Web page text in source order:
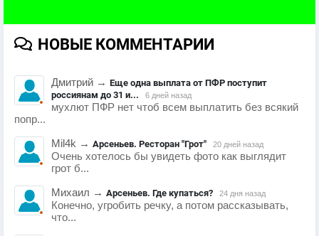
НОВЫЕ КОММЕНТАРИИ
Дмитрий → Еще одна выплата от ПФР поступит
россиянам до 31 и...
6 дней назад
мухлют ПФР нет чтоб всем выплатить без всякий
попр...
Mil4k → Арсеньев. Ресторан "Грот" 20 дней назад
Очень хотелось бы увидеть фото как выглядит
грот б...
Михаил → Арсеньев. Где купаться? 24 дня назад
Конечно, угробить речку, а потом рассказывать,
что...